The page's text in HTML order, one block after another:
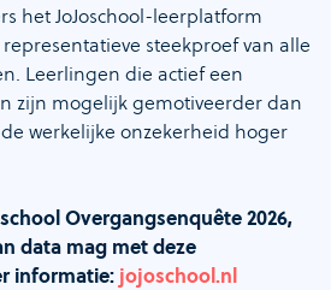
het JoJoschool-leerplatform
steekproef van alle
Leerlingen die actief een
zijn mogelijk gemotiveerder dan
werkelijke onzekerheid hoger
Overgangsenquête 2026,
data mag met deze
informatie: jojoschool.nl